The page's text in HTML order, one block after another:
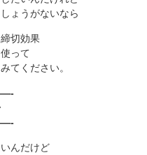
ょうがないなら
切効果
って
てください。
いんだけど